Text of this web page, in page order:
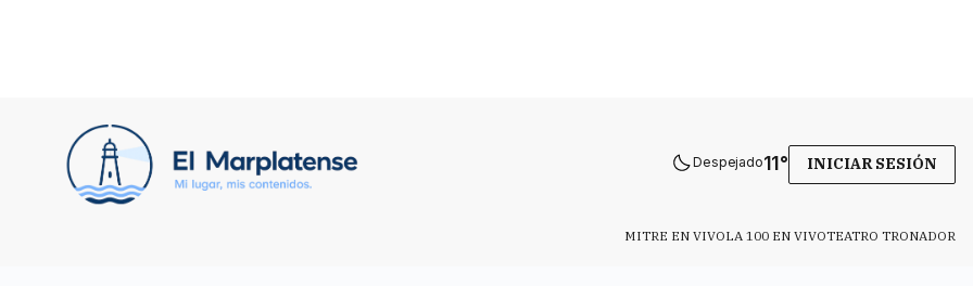
Despejado11° INICIAR SESIÓN
MITRE EN VIVOLA 100 EN VIVOTEATRO TRONADOR